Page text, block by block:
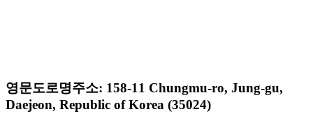
영문도로명주소: 158-11 Chungmu-ro, Jung-gu,
Daejeon, Republic of Korea (35024)